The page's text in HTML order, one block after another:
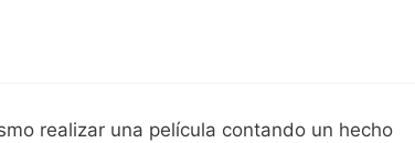
realizar una película contando un hecho